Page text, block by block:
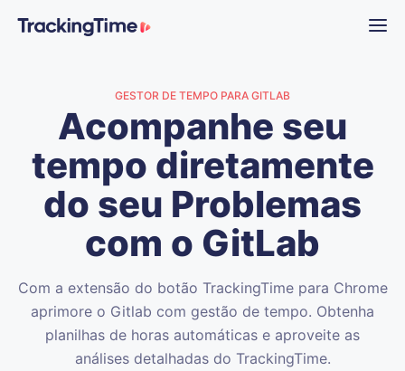
GESTOR DE TEMPO PARA GITLAB
Acompanhe seu
tempo diretamente
do seu Problemas
com o GitLab
Com a extensão do botão TrackingTime para Chrome
aprimore o Gitlab com gestão de tempo. Obtenha
planilhas de horas automáticas e aproveite as
análises detalhadas do TrackingTime.